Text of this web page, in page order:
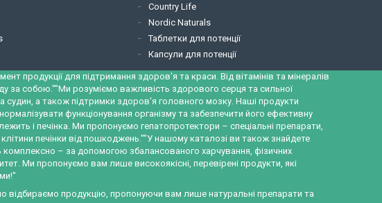
Country Life
Nordic Naturals
Таблетки для потенції
Капсули для потенції
продукції для підтримання здоров'я та краси. Від вітамінів та мінералів
за собою.""Ми розуміємо важливість здорового серця та сильної
судин, а також підтримки здоров'я головного мозку. Наші продукти
функціонування організму та забезпечити його ефективну
і печінка. Ми пропонуємо гепатопротектори – спеціальні препарати,
печінки від пошкоджень.""У нашому каталозі ви також знайдете
– за допомогою збалансованого харчування, фізичних
Ми пропонуємо вам лише високоякісні, перевірені продукти, які
відбираємо продукцію, пропонуючи вам лише натуральні препарати та